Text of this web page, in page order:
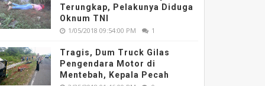
Terungkap, Pelakunya Diduga
Oknum TNI
1/05/2018 09:54:00 PM 1
Tragis, Dum Truck Gilas
Pengendara Motor di
Mentebah, Kepala Pecah